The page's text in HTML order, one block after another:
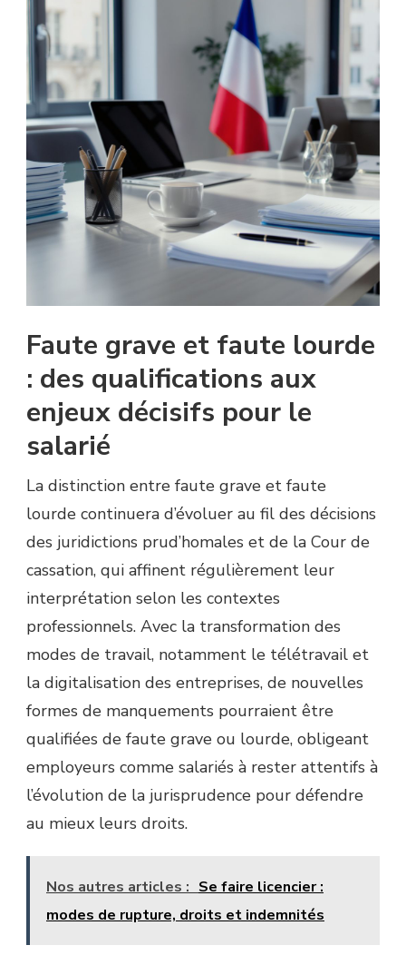
Faute grave et faute lourde
: des qualifications aux
enjeux décisifs pour le
salarié
La distinction entre faute grave et faute
lourde continuera d’évoluer au fil des décisions
des juridictions prud’homales et de la Cour de
cassation, qui affinent régulièrement leur
interprétation selon les contextes
professionnels. Avec la transformation des
modes de travail, notamment le télétravail et
la digitalisation des entreprises, de nouvelles
formes de manquements pourraient être
qualifiées de faute grave ou lourde, obligeant
employeurs comme salariés à rester attentifs à
l’évolution de la jurisprudence pour défendre
au mieux leurs droits.
Nos autres articles : Se faire licencier :
modes de rupture, droits et indemnités